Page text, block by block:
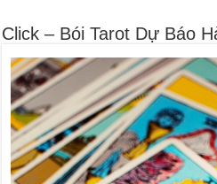
Click – Bói Tarot Dự Báo